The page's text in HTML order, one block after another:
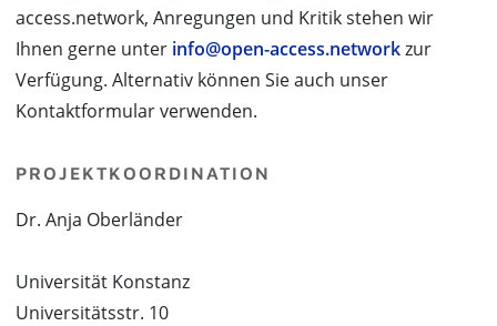
access.network, Anregungen und Kritik stehen wir
Ihnen gerne unter info@open-access.networkzur
Verfügung. Alternativ können Sie auch unser
Kontaktformular verwenden.
PROJEKTKOORDINATION
Dr. Anja Oberländer
Universität Konstanz
Universitätsstr. 10